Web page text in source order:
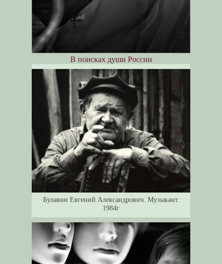
В поисках души России
Булавин Евгений Александрович. Музыкант.
1984г